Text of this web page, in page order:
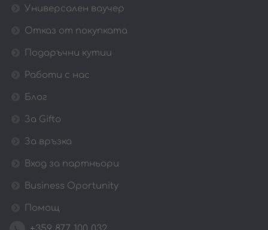
Универсален ваучер
Отказ от покупката
Подаръчни кутии
Работи с нас
Блог
За Gifto
За връзка
Вход за партньори
Business Oportunity
Помощ